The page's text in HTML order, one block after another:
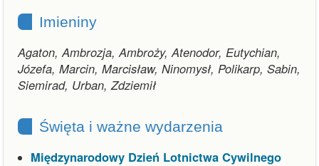
Imieniny
Agaton, Ambrozja, Ambroży, Atenodor, Eutychian,
Józefa, Marcin, Marcisław, Ninomysł, Polikarp, Sabin,
Siemirad, Urban, Zdziemił
Święta i ważne wydarzenia
Międzynarodowy Dzień Lotnictwa Cywilnego